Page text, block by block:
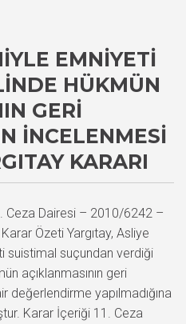
EMNIYETI
HÜKMÜN
GERI
İNCELENMESI
KARARI
Ceza Dairesi – 2010/6242 –
Karar Özeti Yargıtay, Asliye
suistimal suçundan verdiği
açıklanmasının geri
değerlendirme yapılmadığına
Karar İçeriği 11. Ceza